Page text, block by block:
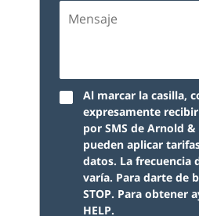
Al marcar la casilla,
expresamente
por SMS de Arnold &
pueden aplicar
datos. La frecuencia
varía. Para darte de
STOP. Para obtener
HELP.